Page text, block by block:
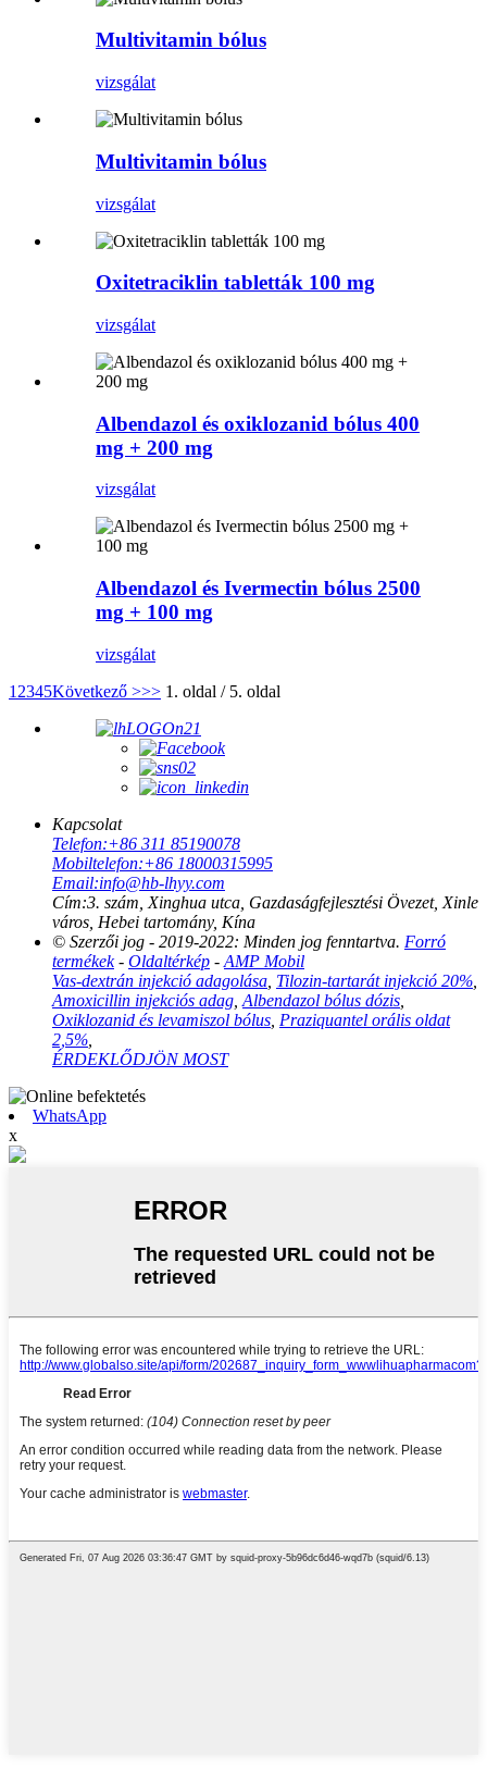
Multivitamin bólus
vizsgálat
Multivitamin bólus
vizsgálat
Oxitetraciklin tabletták 100 mg
vizsgálat
Albendazol és oxiklozanid bólus 400
mg + 200 mg
vizsgálat
Albendazol és Ivermectin bólus 2500
mg + 100 mg
vizsgálat
1 2345Következő >>> 1. oldal / 5. oldal
Kapcsolat
Telefon:+86 311 85190078
Mobiltelefon:+86 18000315995
Email:info@hb-lhyy.com
Cím:3. szám, Xinghua utca, Gazdaságfejlesztési Övezet, Xinle
város, Hebei tartomány, Kína
© Szerzői jog - 2019-2022: Minden jog fenntartva. Forró
termékek- Oldaltérkép - AMP Mobil
Vas-dextrán injekció adagolása Tilozin-tartarát injekció 20%
Amoxicillin injekciós adag Albendazol bólus dózis
Oxiklozanid és levamiszol bólus Praziquantel orális oldat
2,5%
ÉRDEKLŐDJÖN MOST
WhatsApp
x